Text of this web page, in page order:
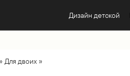
Дизайн детской
» Для двоих»